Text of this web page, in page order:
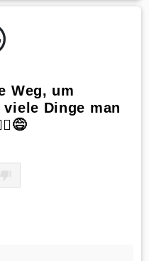
Weg, um
Dinge man